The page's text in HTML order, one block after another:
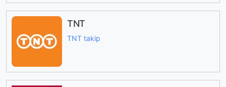
TNT
TNT takip